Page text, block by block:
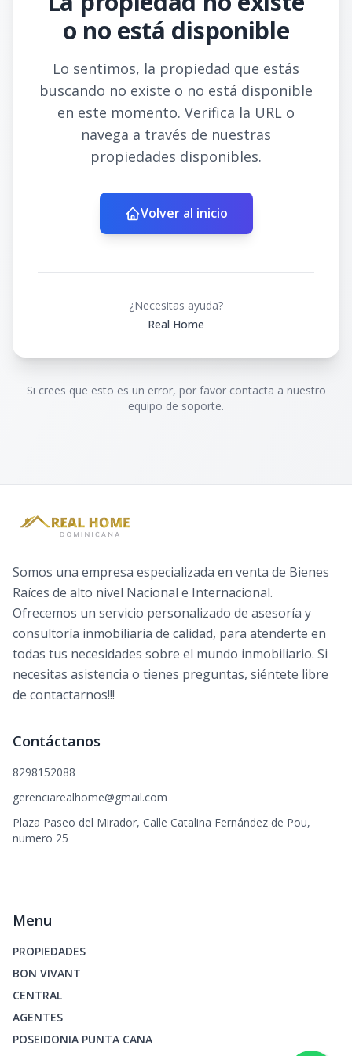
o no está disponible
Lo sentimos, la propiedad que estás
buscando no existe o no está disponible
en este momento. Verifica la URL o
navega a través de nuestras
propiedades disponibles.
Volver al inicio
¿Necesitas ayuda?
Real Home
Si crees que esto es un error, por favor contacta a nuestro
equipo de soporte.
Somos una empresa especializada en venta de Bienes
Raíces de alto nivel Nacional e Internacional.
Ofrecemos un servicio personalizado de asesoría y
consultoría inmobiliaria de calidad, para atenderte en
todas tus necesidades sobre el mundo inmobiliario. Si
necesitas asistencia o tienes preguntas, siéntete libre
de contactarnos!!!
Contáctanos
8298152088
gerenciarealhome@gmail.com
Plaza Paseo del Mirador, Calle Catalina Fernández de Pou,
numero 25
Menu
PROPIEDADES
BON VIVANT
CENTRAL
AGENTES
POSEIDONIA PUNTA CANA